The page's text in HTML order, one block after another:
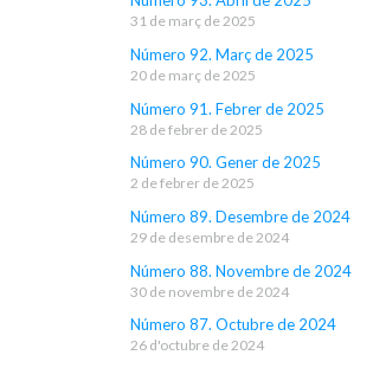
31 de març de 2025
Número 92. Març de 2025
20 de març de 2025
Número 91. Febrer de 2025
28 de febrer de 2025
Número 90. Gener de 2025
2 de febrer de 2025
Número 89. Desembre de 2024
29 de desembre de 2024
Número 88. Novembre de 2024
30 de novembre de 2024
Número 87. Octubre de 2024
26 d'octubre de 2024